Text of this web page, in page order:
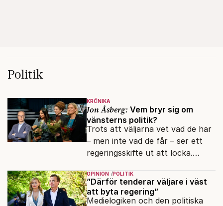
Politik
KRÖNIKA
Jon Åsberg: Vem bryr sig om
vänsterns politik?
Trots att väljarna vet vad de har
– men inte vad de får – ser ett
regeringsskifte ut att locka.
OPINION POLITIK
”Därför tenderar väljare i väst
att byta regering”
Medielogiken och den politiska